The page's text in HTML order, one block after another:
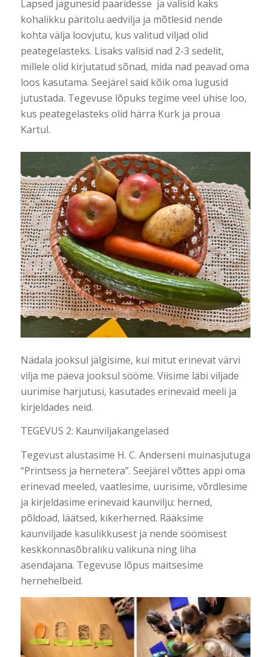
Lapsed jagunesid paaridesse ja valisid kaks
kohalikku päritolu aedvilja ja mõtlesid nende
kohta välja loovjutu, kus valitud viljad olid
peategelasteks. Lisaks valisid nad 2-3 sedelit,
millele olid kirjutatud sõnad, mida nad peavad oma
loos kasutama. Seejärel said kõik oma lugusid
jutustada. Tegevuse lõpuks tegime veel ühise loo,
kus peategelasteks olid härra Kurk ja proua
Kartul.
Nädala jooksul jälgisime, kui mitut erinevat värvi
vilja me päeva jooksul sööme. Viisime läbi viljade
uurimise harjutusi, kasutades erinevaid meeli ja
kirjeldades neid.
TEGEVUS 2: Kaunviljakangelased
Tegevust alustasime H. C. Anderseni muinasjutuga
“Printsess ja hernetera”. Seejärel võttes appi oma
erinevad meeled, vaatlesime, uurisime, võrdlesime
ja kirjeldasime erinevaid kaunvilju: herned,
põldoad, läätsed, kikerherned. Rääksime
kaunviljade kasulikkusest ja nende söömisest
keskkonnasõbraliku valikuna ning liha
asendajana. Tegevuse lõpus maitsesime
hernehelbeid.